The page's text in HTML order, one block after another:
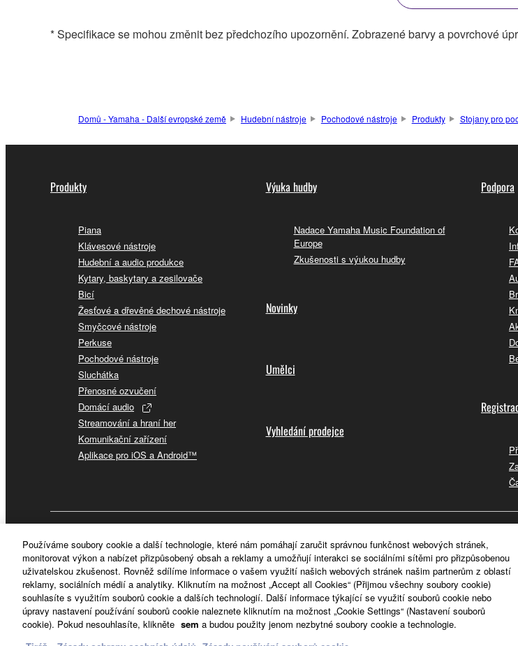
* Specifikace se mohou změnit bez předchozího upozornění. Zobrazené barvy a povrchové
Domů - Yamaha - Další evropské země Hudební nástroje Pochodové nástroje Produkty Stojany pro
Produkty
Piana
Klávesové nástroje
Hudební a audio produkce
Kytary, baskytary a zesilovače
Bicí
Žesťové a dřevěné dechové nástroje
Smyčcové nástroje
Perkuse
Pochodové nástroje
Sluchátka
Přenosné ozvučení
Domácí audio
Streamování a hraní her
Komunikační zařízení
Aplikace pro iOS a Android™
Výuka hudby
Nadace Yamaha Music Foundation of
Europe
Zkušenosti s výukou hudby
Novinky
Umělci
Vyhledání prodejce
Podpora
Používáme soubory cookie a další technologie, které nám pomáhají zaručit správnou funkčnost webových stránek,
monitorovat výkon a nabízet přizpůsobený obsah a reklamy a umožňují interakci se sociálními sítěmi pro přizpůsobenou
uživatelskou zkušenost. Rovněž sdílíme informace o vašem využití našich webových stránek našim partnerům z oblastí
reklamy, sociálních médií a analytiky. Kliknutím na možnost „Accept all Cookies“ (Přijmou všechny soubory cookie)
souhlasíte s využitím souborů cookie a dalších technologií. Další informace týkající se využití souborů cookie nebo
úpravy nastavení používání souborů cookie naleznete kliknutím na možnost „Cookie Settings“ (Nastavení souborů
cookie). Pokud nesouhlasíte, klikněte sem a budou použity jenom nezbytné soubory cookie a technologie.